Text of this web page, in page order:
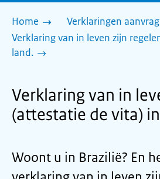
Home
Verklaringen
Verklaring van in leven zijn
land.
Verklaring van in
(attestatie de vita)
Woont u in Brazilië? En